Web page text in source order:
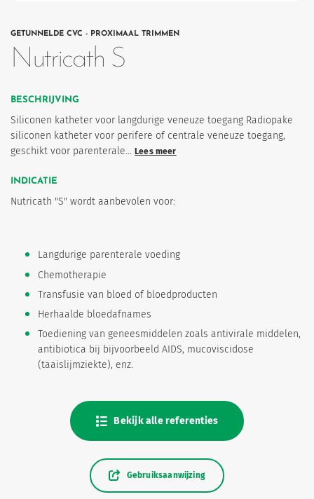
GETUNNELDE CVC - PROXIMAAL TRIMMEN
Nutricath S
BESCHRIJVING
Siliconen katheter voor langdurige veneuze toegang Radiopake
siliconen katheter voor perifere of centrale veneuze toegang,
geschikt voor parenterale… Lees meer
INDICATIE
Nutricath "S" wordt aanbevolen voor:
Langdurige parenterale voeding
Chemotherapie
Transfusie van bloed of bloedproducten
Herhaalde bloedafnames
Toediening van geneesmiddelen zoals antivirale middelen,
antibiotica bij bijvoorbeeld AIDS, mucoviscidose
(taaislijmziekte), enz.
Bekijk alle referenties
Gebruiksaanwijzing